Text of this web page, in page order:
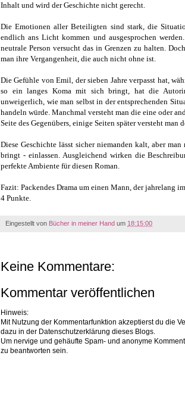
Inhalt und wird der Geschichte nicht gerecht.
Die Emotionen aller Beteiligten sind stark, die
endlich ans Licht kommen und ausgesprochen
neutrale Person versucht das in Grenzen zu halten.
man ihre Vergangenheit, die auch nicht ohne ist.
Die Gefühle von Emil, der sieben Jahre verpasst hat,
so ein langes Koma mit sich bringt, hat die
unweigerlich, wie man selbst in der entsprechenden
handeln würde. Manchmal versteht man die eine oder
Seite des Gegenübers, einige Seiten später versteht man
Diese Geschichte lässt sicher niemanden kalt, aber
bringt - einlassen. Ausgleichend wirken die
perfekte Ambiente für diesen Roman.
Fazit: Packendes Drama um einen Mann, der jahrelang
4 Punkte.
Eingestellt von Bücher in meiner Hand um 18:15:00
Keine Kommentare:
Kommentar veröffentlichen
Hinweis:
Mit Nutzung der Kommentarfunktion akzeptierst du die
dazu in der Datenschutzerklärung dieses Blogs.
Um nervige und gehäufte Spam- und anonyme
zu beantworten sein.